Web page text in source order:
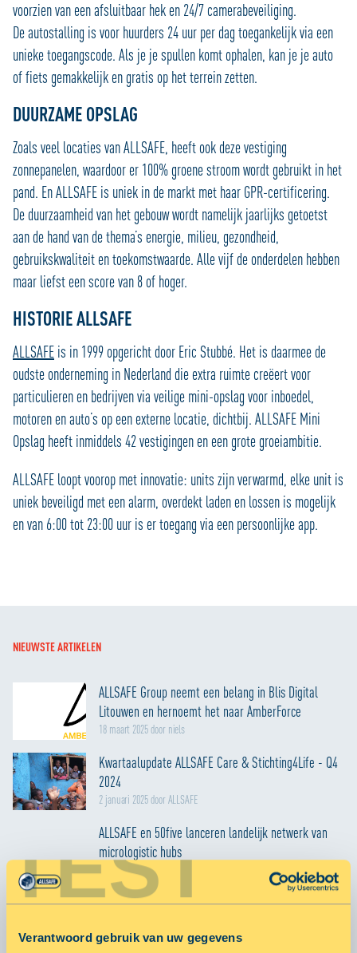
TEST
Verantwoord gebruik van uw gegevens
voorzien van een afsluitbaar hek en 24/7 camerabeveiliging.
De autostalling is voor huurders 24 uur per dag toegankelijk via een
unieke toegangscode. Als je je spullen komt ophalen, kan je je auto
of fiets gemakkelijk en gratis op het terrein zetten.
DUURZAME OPSLAG
Zoals veel locaties van ALLSAFE, heeft ook deze vestiging
zonnepanelen, waardoor er 100% groene stroom wordt gebruikt in het
pand. En ALLSAFE is uniek in de markt met haar GPR-certificering.
De duurzaamheid van het gebouw wordt namelijk jaarlijks getoetst
aan de hand van de thema’s energie, milieu, gezondheid,
gebruikskwaliteit en toekomstwaarde. Alle vijf de onderdelen hebben
maar liefst een score van 8 of hoger.
HISTORIE ALLSAFE
ALLSAFE is in 1999 opgericht door Eric Stubbé. Het is daarmee de
oudste onderneming in Nederland die extra ruimte creëert voor
particulieren en bedrijven via veilige mini-opslag voor inboedel,
motoren en auto’s op een externe locatie, dichtbij. ALLSAFE Mini
Opslag heeft inmiddels 42 vestigingen en een grote groeiambitie.
ALLSAFE loopt voorop met innovatie: units zijn verwarmd, elke unit is
uniek beveiligd met een alarm, overdekt laden en lossen is mogelijk
en van 6:00 tot 23:00 uur is er toegang via een persoonlijke app.
NIEUWSTE ARTIKELEN
ALLSAFE Group neemt een belang in Blis Digital
Litouwen en hernoemt het naar AmberForce
18 maart 2025 door niels
Kwartaalupdate ALLSAFE Care & Stichting4Life - Q4
2024
2 januari 2025 door ALLSAFE
ALLSAFE en 50five lanceren landelijk netwerk van
micrologistic hubs
14 oktober 2024 door martijn